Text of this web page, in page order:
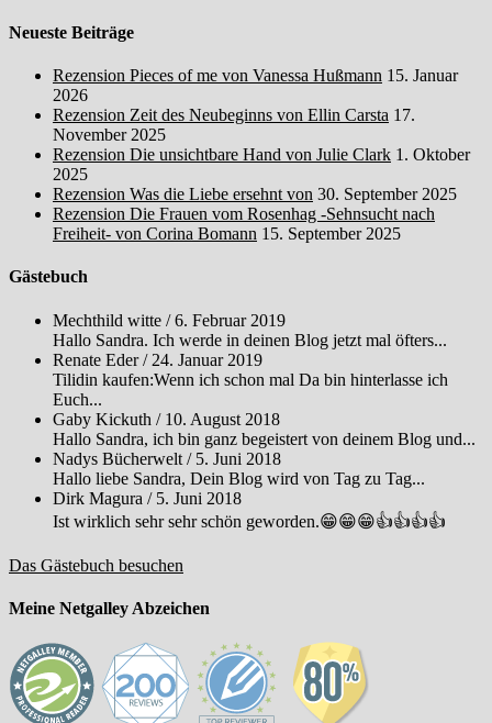
Neueste Beiträge
Rezension Pieces of me von Vanessa Hußmann 15. Januar
2026
Rezension Zeit des Neubeginns von Ellin Carsta 17.
November 2025
Rezension Die unsichtbare Hand von Julie Clark 1. Oktober
2025
Rezension Was die Liebe ersehnt von 30. September 2025
Rezension Die Frauen vom Rosenhag -Sehnsucht nach
Freiheit- von Corina Bomann 15. September 2025
Gästebuch
Mechthild witte /6. Februar 2019
Hallo Sandra. Ich werde in deinen Blog jetzt mal öfters...
Renate Eder/ 24. Januar 2019
Tilidin kaufen:Wenn ich schon mal Da bin hinterlasse ich
Euch...
Gaby Kickuth / 10. August 2018
Hallo Sandra, ich bin ganz begeistert von deinem Blog und...
Nadys Bücherwelt / 5. Juni 2018
Hallo liebe Sandra, Dein Blog wird von Tag zu Tag...
Dirk Magura / 5. Juni 2018
Ist wirklich sehr sehr schön geworden.😁😁😁👍👍👍👍
Das Gästebuch besuchen
Meine Netgalley Abzeichen